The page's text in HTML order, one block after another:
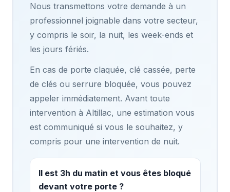
Nous transmettons votre demande à un
professionnel joignable dans votre secteur,
y compris le soir, la nuit, les week-ends et
les jours fériés.
En cas de porte claquée, clé cassée, perte
de clés ou serrure bloquée, vous pouvez
appeler immédiatement. Avant toute
intervention à Altillac, une estimation vous
est communiqué si vous le souhaitez, y
compris pour une intervention de nuit.
Il est 3h du matin et vous êtes bloqué
devant votre porte ?